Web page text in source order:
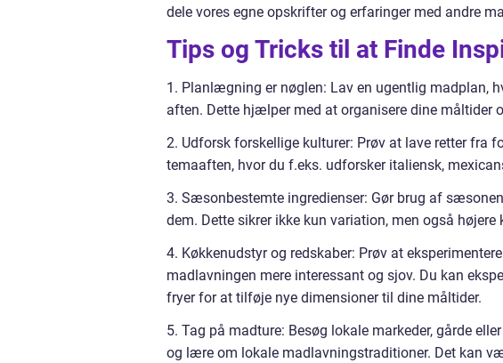
dele vores egne opskrifter og erfaringer med andre
Tips og Tricks til at Finde
1. Planlægning er nøglen: Lav en ugentlig madplan,
aften. Dette hjælper med at organisere dine måltider
2. Udforsk forskellige kulturer: Prøv at lave retter fra
temaaften, hvor du f.eks. udforsker italiensk,
3. Sæsonbestemte ingredienser: Gør brug af
dem. Dette sikrer ikke kun variation, men også
4. Køkkenudstyr og redskaber: Prøv at
madlavningen mere interessant og sjov. Du kan
fryer for at tilføje nye dimensioner til dine måltider.
5. Tag på madture: Besøg lokale markeder, gårde
og lære om lokale madlavningstraditioner. Det kan